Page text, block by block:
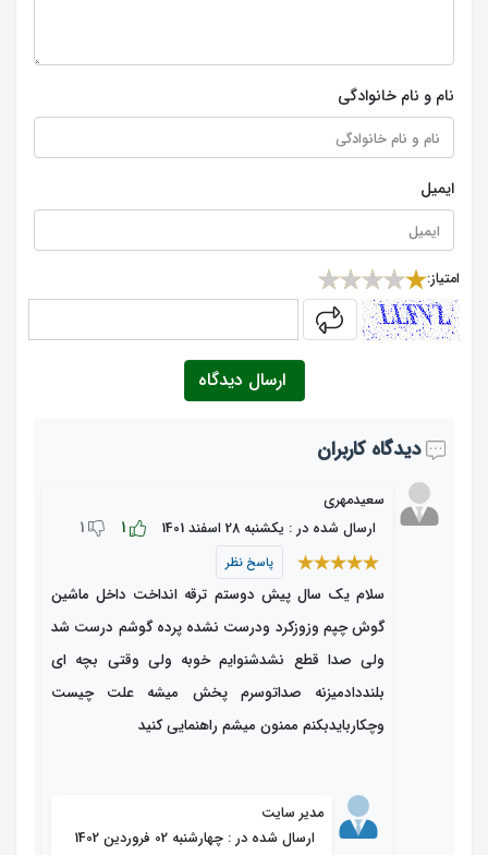
نام و نام خانوادگی
ایمیل
امتیاز:
ارسال دیدگاه
دیدگاه کاربران
سعیدمهری
ارسال شده در : یکشنبه 28 اسفند 1401
1
1
پاسخ نظر
سلام یک سال پیش دوستم ترقه انداخت داخل ماشین
گوش چپم وزوزکرد ودرست نشده پرده گوشم درست شد
ولی صدا قطع نشدشنوایم خوبه ولی وقتی بچه ای
بلنددادمیزنه صداتوسرم پخش میشه علت چیست
وچکاربایدبکنم ممنون میشم راهنمایی کنید
مدیر سایت
ارسال شده در : چهارشنبه 02 فروردین 1402